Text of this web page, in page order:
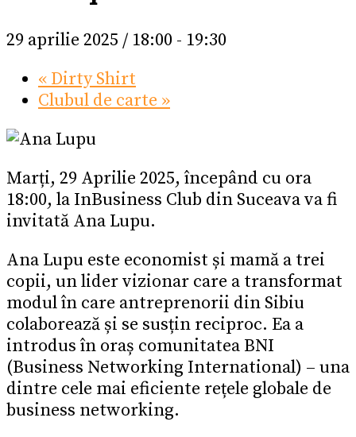
29 aprilie 2025 / 18:00 - 19:30
« Dirty Shirt
Clubul de carte »
Marți, 29 Aprilie 2025, începând cu ora
18:00, la InBusiness Club din Suceava va fi
invitată Ana Lupu.
Ana Lupu este economist și mamă a trei
copii, un lider vizionar care a transformat
modul în care antreprenorii din Sibiu
colaborează și se susțin reciproc. Ea a
introdus în oraș comunitatea BNI
(Business Networking International) – una
dintre cele mai eficiente rețele globale de
business networking.